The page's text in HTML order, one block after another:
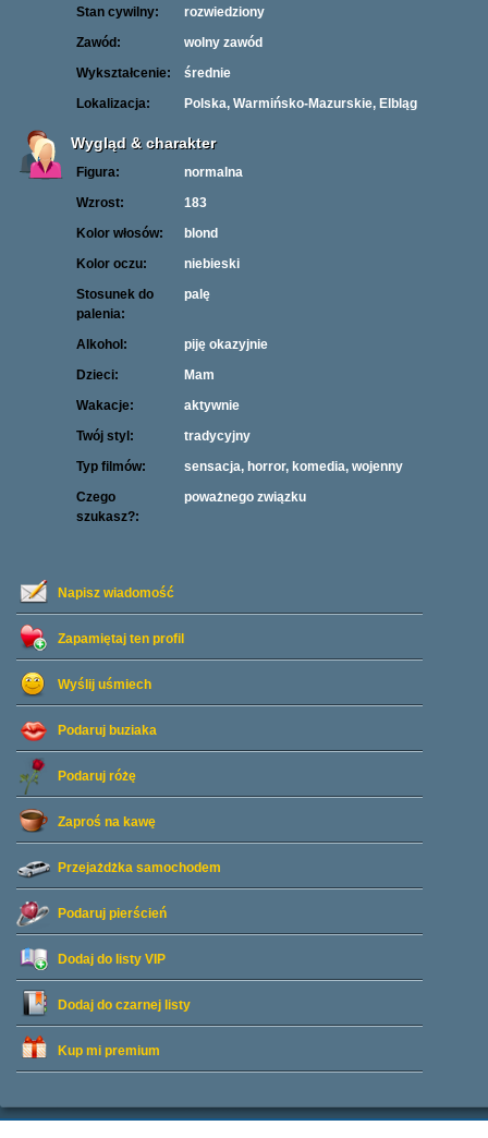
Napisz wiadomość
Zapamiętaj ten profil
Wyślij uśmiech
Podaruj buziaka
Podaruj różę
Zaproś na kawę
Przejażdżka samochodem
Podaruj pierścień
Dodaj do listy VIP
Dodaj do czarnej listy
Kup mi premium
Stan cywilny:
rozwiedziony
Zawód:
wolny zawód
Wykształcenie:
średnie
Lokalizacja:
Polska, Warmińsko-Mazurskie, Elbląg
Wygląd & charakter
Figura:
normalna
Wzrost:
183
Kolor włosów:
blond
Kolor oczu:
niebieski
Stosunek do
palenia:
palę
Alkohol:
piję okazyjnie
Dzieci:
Mam
Wakacje:
aktywnie
Twój styl:
tradycyjny
Typ filmów:
sensacja, horror, komedia, wojenny
Czego
szukasz?:
poważnego związku